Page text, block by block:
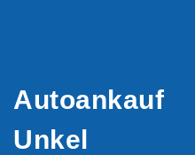
Autoankauf
Unkel